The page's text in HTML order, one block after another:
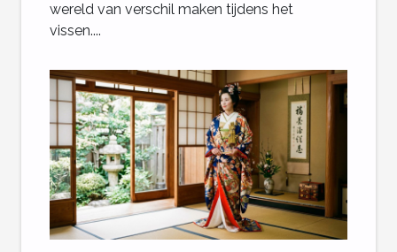
wereld van verschil maken tijdens het
vissen....